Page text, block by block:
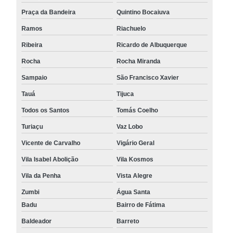
Praça da Bandeira Quintino Bocaiuva
Ramos Riachuelo
Ribeira Ricardo de Albuquerque
Rocha Rocha Miranda
Sampaio São Francisco Xavier
Tauá Tijuca
Todos os Santos Tomás Coelho
Turiaçu Vaz Lobo
Vicente de Carvalho Vigário Geral
Vila Isabel Abolição Vila Kosmos
Vila da Penha Vista Alegre
Zumbi
Água Santa
Badu
Bairro de Fátima
Baldeador Barreto